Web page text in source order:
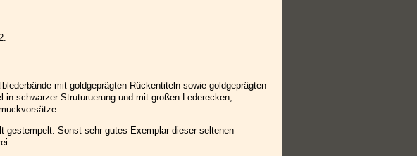
mit goldgeprägten Rückentiteln sowie goldgeprägten
schwarzer Struturuerung und mit großen Lederecken;
gestempelt. Sonst sehr gutes Exemplar dieser seltenen